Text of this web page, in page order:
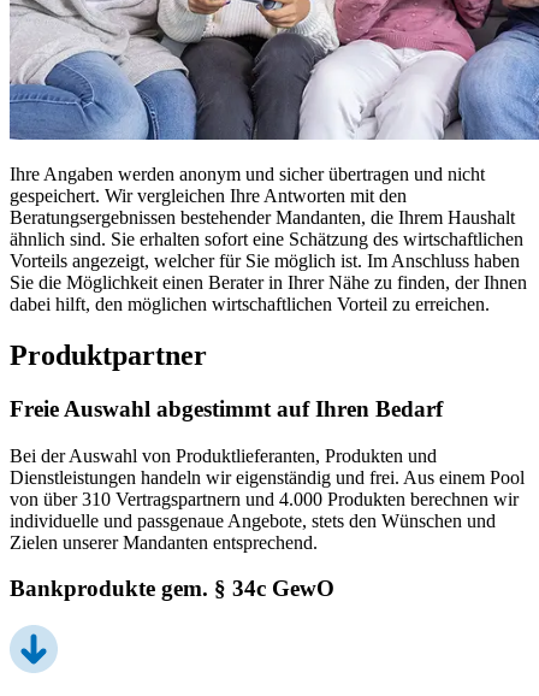
Ihre Angaben werden anonym und sicher übertragen und nicht
gespeichert. Wir vergleichen Ihre Antworten mit den
Beratungsergebnissen bestehender Mandanten, die Ihrem Haushalt
ähnlich sind. Sie erhalten sofort eine Schätzung des wirtschaftlichen
Vorteils angezeigt, welcher für Sie möglich ist. Im Anschluss haben
Sie die Möglichkeit einen Berater in Ihrer Nähe zu finden, der Ihnen
dabei hilft, den möglichen wirtschaftlichen Vorteil zu erreichen.
Produktpartner
Freie Auswahl abgestimmt auf Ihren Bedarf
Bei der Auswahl von Produktlieferanten, Produkten und
Dienstleistungen handeln wir eigenständig und frei. Aus einem Pool
von über 310 Vertragspartnern und 4.000 Produkten berechnen wir
individuelle und passgenaue Angebote, stets den Wünschen und
Zielen unserer Mandanten entsprechend.
Bankprodukte gem. § 34c GewO